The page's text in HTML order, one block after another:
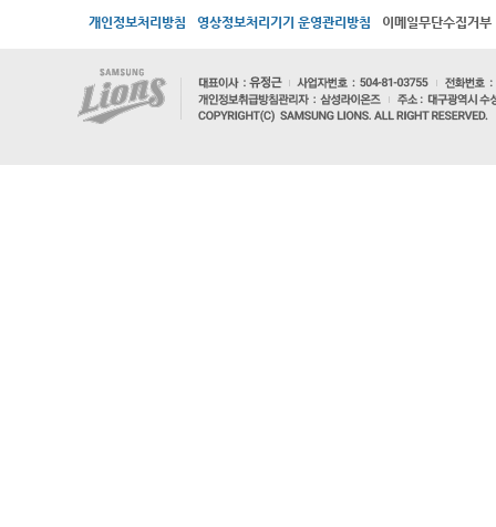
개인정보처리방침 영상정보처리기기 운영관리방침 이메일무단수집거부